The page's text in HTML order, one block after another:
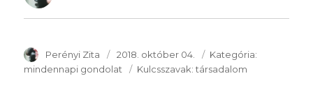
SzerzÅ
Perényi Zita Közzétéve:
2018. október 04. Kategória:
mindennapi gondolat
Kulcsszavak:Kulcsszavak:
társadalom